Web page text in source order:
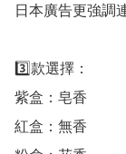
日本廣告更強調
3️⃣款選擇：
紫盒：皂香
紅盒：無香